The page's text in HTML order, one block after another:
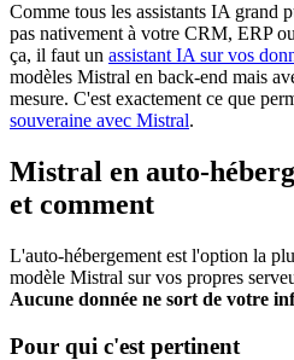
Comme tous les assistants IA grand
pas nativement à votre CRM, ERP
ça, il faut un assistant IA sur vos
modèles Mistral en back-end mais
mesure. C'est exactement ce que
souveraine avec Mistral.
Mistral en auto-
et comment
L'auto-hébergement est l'option la
modèle Mistral sur vos propres
Aucune donnée ne sort de votre
Pour qui c'est pertinent